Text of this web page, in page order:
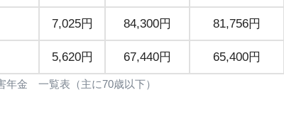
7,025円 84,300円 81,756円
5,620円 67,440円 65,400円
年金 一覧表（主に70歳以下）